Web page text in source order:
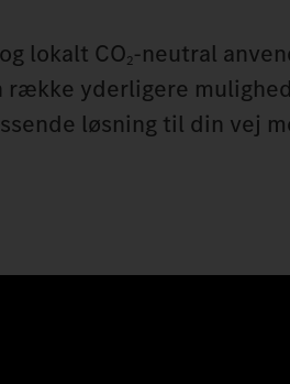
lokalt CO2-neutral
yderligere
løsning til din